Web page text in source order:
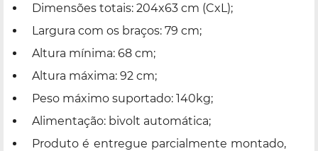
Dimensões totais: 204x63 cm (CxL);
Largura com os braços: 79 cm;
Altura mínima: 68 cm;
Altura máxima: 92 cm;
Peso máximo suportado: 140kg;
Alimentação: bivolt automática;
Produto é entregue parcialmente montado,